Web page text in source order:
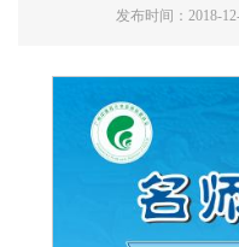
发布时间：2018-